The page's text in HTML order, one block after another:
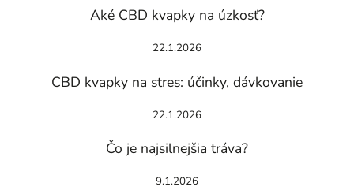
Aké CBD kvapky na úzkosť?
22.1.2026
CBD kvapky na stres: účinky, dávkovanie
22.1.2026
Čo je najsilnejšia tráva?
9.1.2026